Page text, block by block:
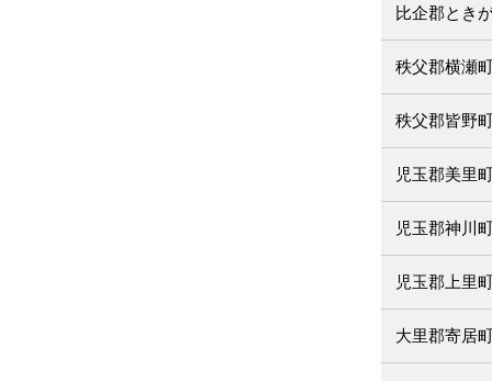
比企郡とき
秩父郡横瀬
秩父郡皆野
児玉郡美里
児玉郡神川
児玉郡上里
大里郡寄居